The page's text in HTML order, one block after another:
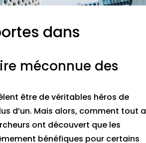
dans
méconnue des
être de véritables héros de
d’un. Mais alors, comment tout a
ont découvert que les
bénéfiques pour certains